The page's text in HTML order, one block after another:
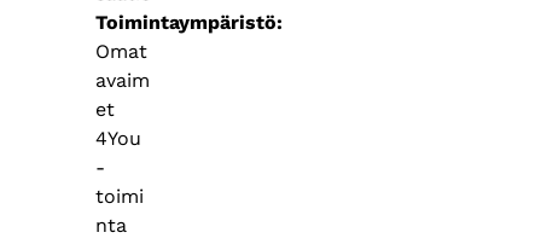
Toimintaympäristö
Omat
avaim
et
4You
-
toimi
nta